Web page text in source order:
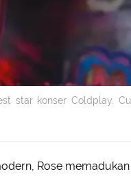
star konser Coldplay.
Rose